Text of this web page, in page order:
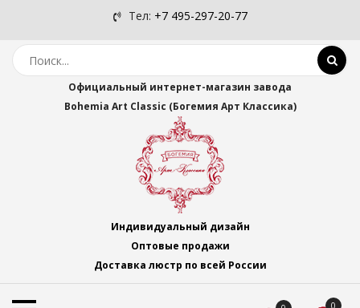
Тел: +7 495-297-20-77
Официальный интернет-магазин завода
Bohemia Art Classic (Богемия Арт Классика)
Индивидуальный дизайн
Оптовые продажи
Доставка люстр по всей России
0